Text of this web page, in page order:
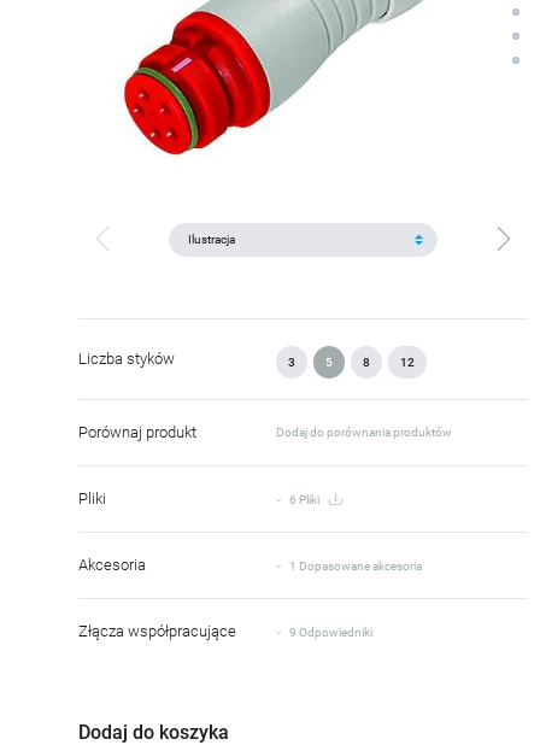
Liczba styków 3 5 8 12
Porównaj produkt Dodaj do porównania produktów
Pliki 6 Pliki
Akcesoria 1 Dopasowane akcesoria
Złącza współpracujące 9 Odpowiedniki
Dodaj do koszyka